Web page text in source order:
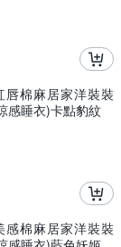
唇棉麻居家洋裝裝
感睡衣)卡點豹紋
感棉麻居家洋裝裝